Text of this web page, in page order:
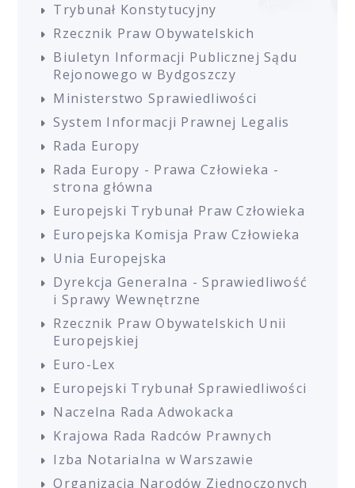
Trybunał Konstytucyjny
Rzecznik Praw Obywatelskich
Biuletyn Informacji Publicznej Sądu
Rejonowego w Bydgoszczy
Ministerstwo Sprawiedliwości
System Informacji Prawnej Legalis
Rada Europy
Rada Europy - Prawa Człowieka -
strona główna
Europejski Trybunał Praw Człowieka
Europejska Komisja Praw Człowieka
Unia Europejska
Dyrekcja Generalna - Sprawiedliwość
i Sprawy Wewnętrzne
Rzecznik Praw Obywatelskich Unii
Europejskiej
Euro-Lex
Europejski Trybunał Sprawiedliwości
Naczelna Rada Adwokacka
Krajowa Rada Radców Prawnych
Izba Notarialna w Warszawie
Organizacja Narodów Zjednoczonych